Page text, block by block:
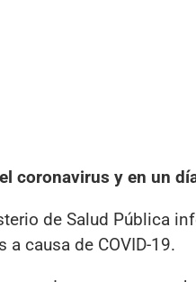
coronavirus y en un
de Salud Pública
a causa de COVID-19.